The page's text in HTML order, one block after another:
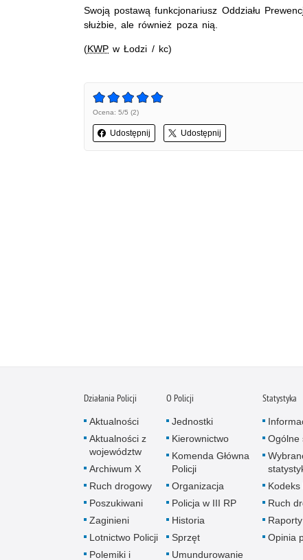
Swoją postawą funkcjonariusz Oddziału
służbie, ale również poza nią.
(KWP w Łodzi / kc)
Ocena: 5/5 (2)
Udostępnij Udostępnij
Działania Policji
Aktualności
Aktualności z
województw
Archiwum X
Ruch drogowy
Poszukiwani
Zaginieni
Lotnictwo Policji
Polemiki i
O Policji
Jednostki
Kierownictwo
Komenda Główna
Policji
Organizacja
Policja w III RP
Historia
Sprzęt
Umundurowanie
Statystyka
Ogólne
Kodeks
Ruch
Raporty
Opinia